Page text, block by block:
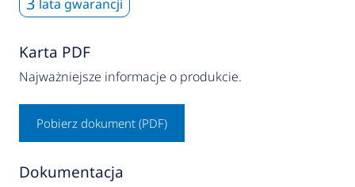
lata gwarancji
Karta PDF
Najważniejsze informacje o produkcie.
Pobierz dokument (PDF)
Dokumentacja